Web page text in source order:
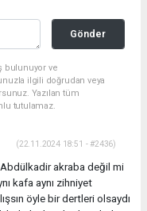
Gönder
bulunuyor ve
ilgili doğrudan veya
Yazılan tüm
tutulamaz.
(22.11.2024 18:51 - #2436)
akraba değil mi
kafa aynı zihniyet
öyle bir dertleri olsaydı